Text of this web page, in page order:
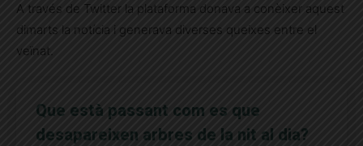
A través de Twitter la plataforma donava a conèixer aquest
dimarts la notícia i generava diverses queixes entre el
veïnat.
Que està passant com es que
desapareixen arbres de la nit al dia?